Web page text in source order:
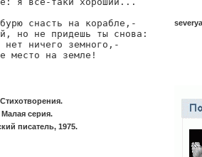
снасть на корабле,-
но не придешь ты снова:
нет ничего земного,-
серия.
писатель, 1975.